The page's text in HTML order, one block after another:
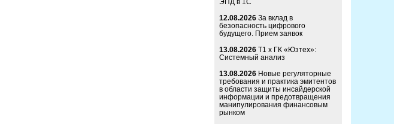
ЭПД в 1С
12.08.2026 За вклад в
безопасность цифрового
будущего. Прием заявок
13.08.2026 Т1 x ГК «Юзтех»:
Системный анализ
13.08.2026 Новые регуляторные
требования и практика эмитентов
в области защиты инсайдерской
информации и предотвращения
манипулирования финансовым
рынком